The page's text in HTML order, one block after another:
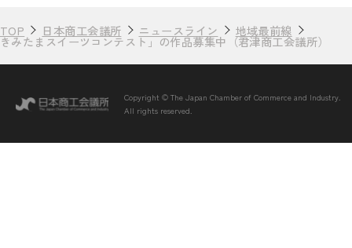
TOP 日本商工会議所 ニュースライン 地域最前線
きみたまスイーツコンテスト」の作品募集中（君津商工会議所）
Copyright © The Japan Chamber of Commerce and Industry.
All rights reserved.